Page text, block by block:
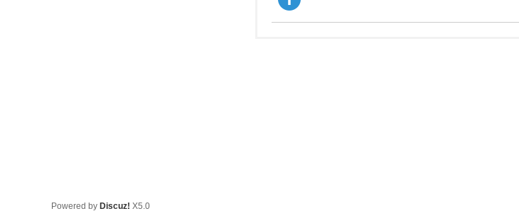
Powered by Discuz! X5.0